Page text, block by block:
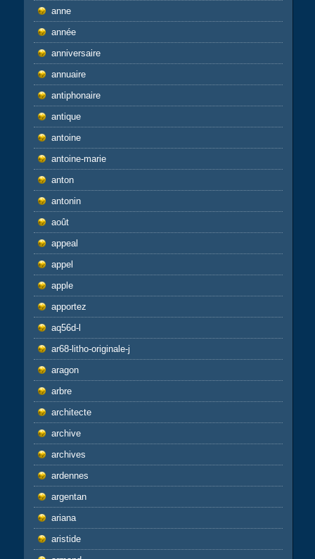
anne
année
anniversaire
annuaire
antiphonaire
antique
antoine
antoine-marie
anton
antonin
août
appeal
appel
apple
apportez
aq56d-l
ar68-litho-originale-j
aragon
arbre
architecte
archive
archives
ardennes
argentan
ariana
aristide